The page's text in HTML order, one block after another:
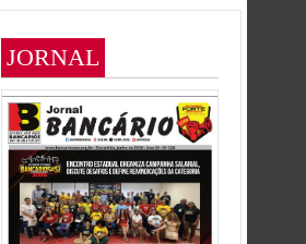
JORNAL